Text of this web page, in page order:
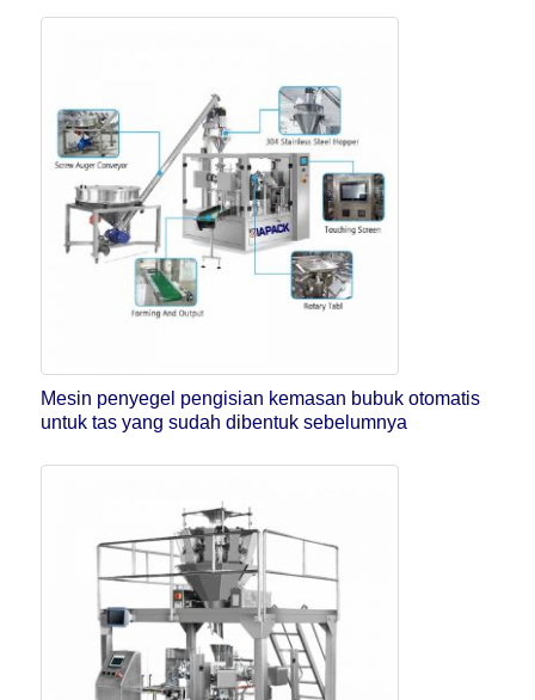
Mesin penyegel pengisian kemasan bubuk otomatis
untuk tas yang sudah dibentuk sebelumnya